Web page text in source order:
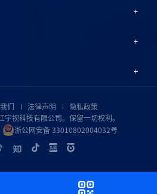
们 法律声明
隐私政策
视科技有限公司。保留一切权利。
浙公网安备 33010802004032号